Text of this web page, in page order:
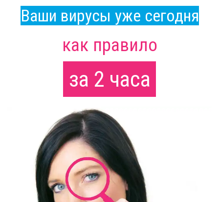
Ваши вирусы уже сегодня
как правило
за 2 часа